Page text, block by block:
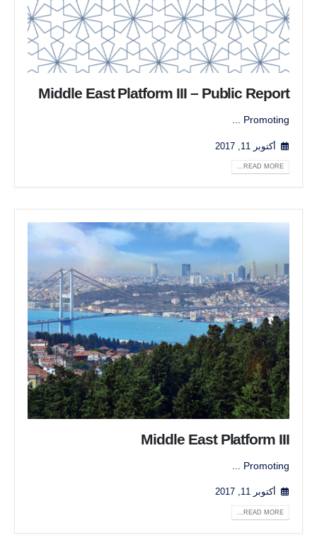
Middle East Platform III – Public Report
Promoting ...
أكتوبر 11, 2017
READ MORE...
Middle East Platform III
Promoting ...
أكتوبر 11, 2017
READ MORE...